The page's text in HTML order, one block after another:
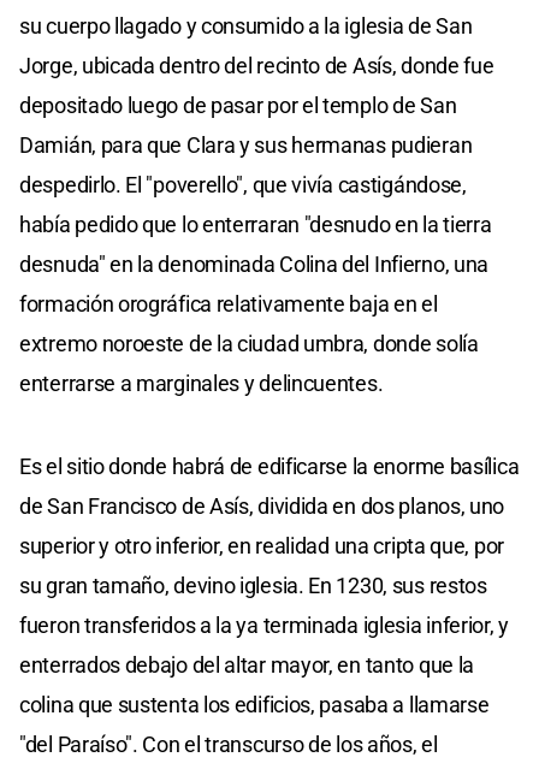
su cuerpo llagado y consumido a la iglesia de San
Jorge, ubicada dentro del recinto de Asís, donde fue
depositado luego de pasar por el templo de San
Damián, para que Clara y sus hermanas pudieran
despedirlo. El "poverello", que vivía castigándose,
había pedido que lo enterraran "desnudo en la tierra
desnuda" en la denominada Colina del Infierno, una
formación orográfica relativamente baja en el
extremo noroeste de la ciudad umbra, donde solía
enterrarse a marginales y delincuentes.
Es el sitio donde habrá de edificarse la enorme basílica
de San Francisco de Asís, dividida en dos planos, uno
superior y otro inferior, en realidad una cripta que, por
su gran tamaño, devino iglesia. En 1230, sus restos
fueron transferidos a la ya terminada iglesia inferior, y
enterrados debajo del altar mayor, en tanto que la
colina que sustenta los edificios, pasaba a llamarse
"del Paraíso". Con el transcurso de los años, el